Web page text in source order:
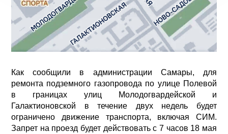
Как сообщили в администрации Самары, для
ремонта подземного газопровода по улице Полевой
в границах улиц Молодогвардейской и
Галактионовской в течение двух недель будет
ограничено движение транспорта, включая СИМ.
Запрет на проезд будет действовать с 7 часов 18 мая